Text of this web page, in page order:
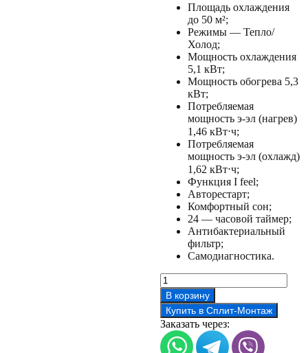
Площадь охлаждения
до 50 м²;
Режимы — Тепло/
Холод;
Мощность охлаждения
5,1 кВт;
Мощность обогрева 5,3
кВт;
Потребляемая
мощность э-эл (нагрев)
1,46 кВт⋅ч;
Потребляемая
мощность э-эл (охлажд)
1,62 кВт⋅ч;
Функция I feel;
Авторестарт;
Комфортный сон;
24 — часовой таймер;
Антибактериальный
фильтр;
Самодиагностика.
Количество
товара
Кондиционер
Centek
CT-
65F18
В корзину
Купить в Сплит-Монтаж
Заказать через: